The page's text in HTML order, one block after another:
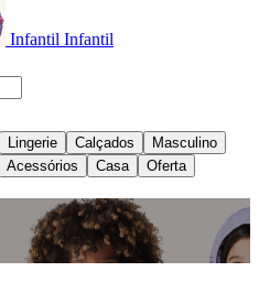
Infantil Infantil
Lingerie Calçados
Masculino
Acessórios Casa Oferta